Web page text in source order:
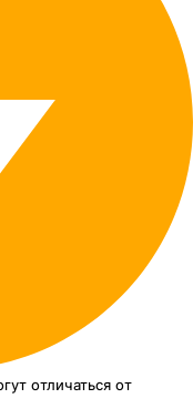
отличаться от